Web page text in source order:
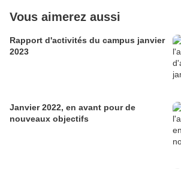
Vous aimerez aussi
Rapport d'activités du campus janvier
2023
Janvier 2022, en avant pour de
nouveaux objectifs